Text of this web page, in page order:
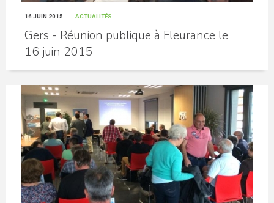
16 JUIN 2015 ACTUALITÉS
Gers - Réunion publique à Fleurance le
16 juin 2015